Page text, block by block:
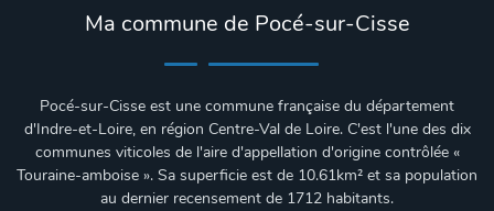
Ma commune de Pocé-sur-Cisse
Pocé-sur-Cisse est une commune française du département
d'Indre-et-Loire, en région Centre-Val de Loire. C'est l'une des dix
communes viticoles de l'aire d'appellation d'origine contrôlée «
Touraine-amboise ». Sa superficie est de 10.61km² et sa population
au dernier recensement de 1712 habitants.